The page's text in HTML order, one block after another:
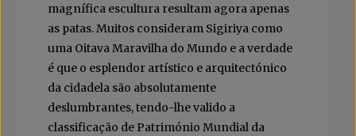
magnífica escultura resultam agora apenas
as patas. Muitos consideram Sigiriya como
uma Oitava Maravilha do Mundo e a verdade
é que o esplendor artístico e arquitectónico
da cidadela são absolutamente
deslumbrantes, tendo-lhe valido a
classificação de Património Mundial da